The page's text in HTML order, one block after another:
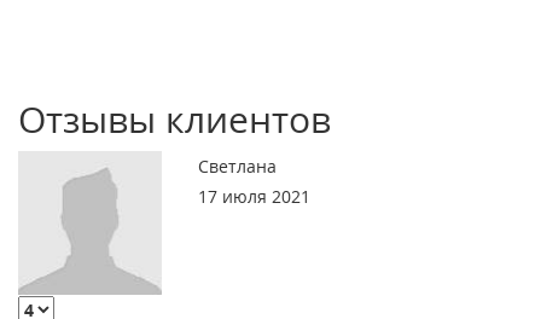
Отзывы клиентов
Светлана
17 июля 2021